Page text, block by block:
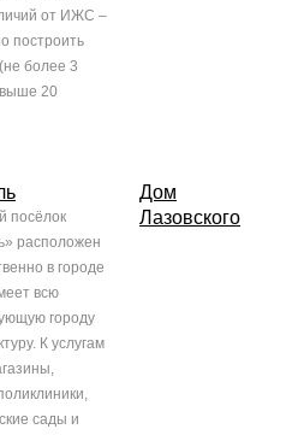
от ИЖС –
построить
более 3
20
посёлок
расположен
в городе
всю
городу
К услугам
сады и
Дом
Лазовского